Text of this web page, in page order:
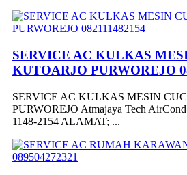
SERVICE AC KULKAS
KUTOARJO PURWOREJO
SERVICE AC KULKAS MESIN
PURWOREJO Atmajaya Tech
1148-2154 ALAMAT; ...